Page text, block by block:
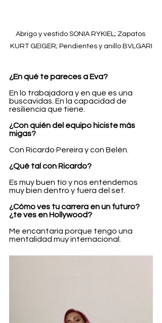
Abrigo y vestido SONIA RYKIEL; Zapatos
KURT GEIGER; Pendientes y anillo BVLGARI
¿En qué te pareces a Eva?
En lo trabajadora y en que es una
buscavidas. En la capacidad de
resiliencia que tiene.
¿Con quién del equipo hiciste más
migas?
Con Ricardo Pereira y con Belén.
¿Qué tal con Ricardo?
Es muy buen tío y nos entendemos
muy bien dentro y fuera del set.
¿Cómo ves tu carrera en un futuro?
¿te ves en Hollywood?
Me encantaría porque tengo una
mentalidad muy internacional.